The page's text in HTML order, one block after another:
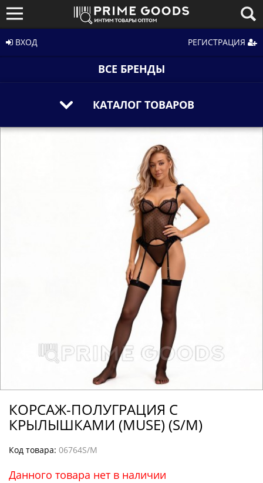
ВХОД РЕГИСТРАЦИЯ
ВСЕ БРЕНДЫ
КАТАЛОГ ТОВАРОВ
КОРСАЖ-ПОЛУГРАЦИЯ С
КРЫЛЫШКАМИ (MUSE) (S/M)
Код товара: 06764S/M
Данного товара нет в наличии